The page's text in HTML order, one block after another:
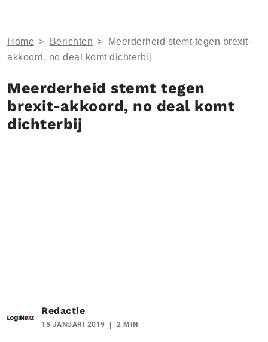
Home > Berichten >
Meerderheid stemt tegen brexit-
akkoord, no deal komt dichterbij
Meerderheid stemt tegen
brexit-akkoord, no deal komt
dichterbij
Redactie
15 JANUARI 2019 2 MIN